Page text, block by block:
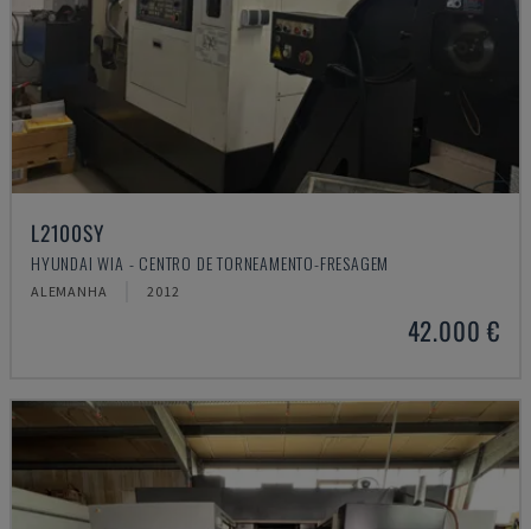
L2100SY
HYUNDAI WIA - CENTRO DE TORNEAMENTO-FRESAGEM
ALEMANHA 2012
42.000 €